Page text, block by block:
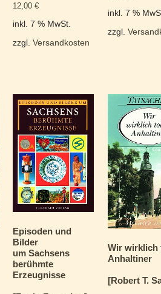
12,00€
inkl. 7 % MwSt.
zzgl.Versandkosten
inkl. 7 %
zzgl.
Episoden und
Bilder
um Sachsens
berühmte
Erzeugnisse
Wir wirklich
Anhaltiner
[Robert T.